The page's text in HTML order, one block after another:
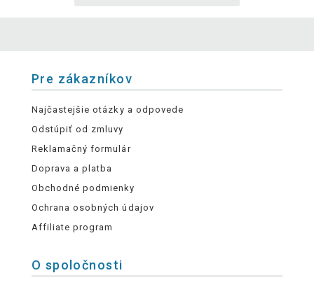
Pre zákazníkov
Najčastejšie otázky a odpovede
Odstúpiť od zmluvy
Reklamačný formulár
Doprava a platba
Obchodné podmienky
Ochrana osobných údajov
Affiliate program
O spoločnosti